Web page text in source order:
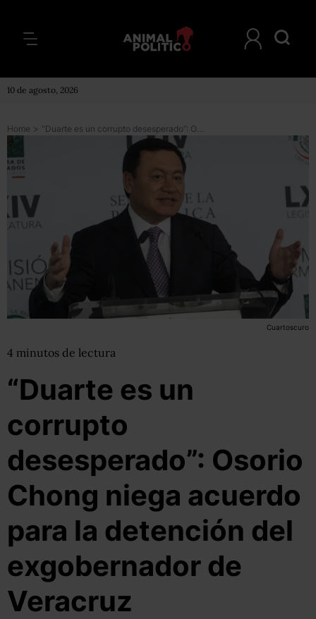
10 de agosto, 2026
Home > “Duarte es un corrupto desesperado”: Osorio Chong niega acuerdo para la detención del exgobernador de Veracruz
Cuartoscuro
4 minutos de lectura
“Duarte es un
corrupto
desesperado”: Osorio
Chong niega acuerdo
para la detención del
exgobernador de
Veracruz